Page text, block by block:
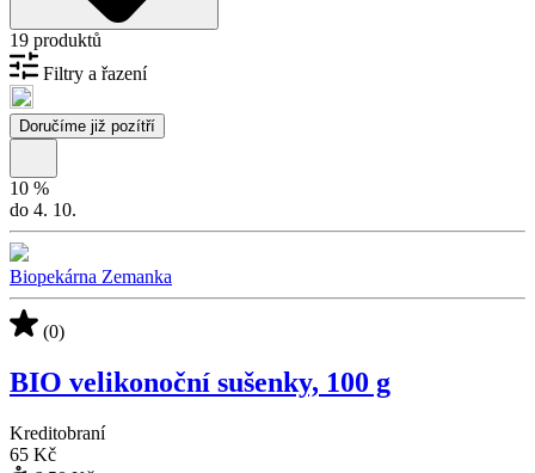
19 produktů
Filtry a řazení
Doručíme již pozítří
10 %
do 4. 10.
Biopekárna Zemanka
(0)
BIO velikonoční sušenky, 100 g
Kreditobraní
65 Kč